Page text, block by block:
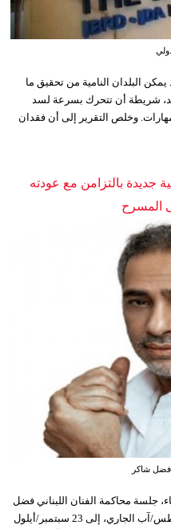
البلدان النامية من تحقيق ما
شريطة أن تتحرك بسرعة لسد
وخلص التقرير إلى أن فقدان
بالتزامن مع عودته
المسرح
فضل شاكر
جلسة محاكمة الفنان اللبناني فضل
شاكر، التي كانت مقرر عقدها في 5 أغسطس/آب الجاري، إلى 23 سبتمبر/أيلول